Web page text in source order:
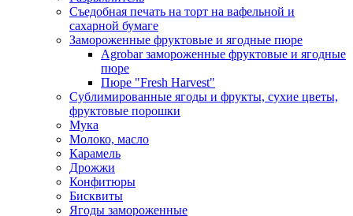
Съедобная печать на торт на вафельной и
сахарной бумаге
Замороженные фруктовые и ягодные пюре
Agrobar замороженные фруктовые и ягодные
пюре
Пюре "Fresh Harvest"
Сублимированные ягоды и фрукты, сухие цветы,
фруктовые порошки
Мука
Молоко, масло
Карамель
Дрожжи
Конфитюры
Бисквиты
Ягоды замороженные